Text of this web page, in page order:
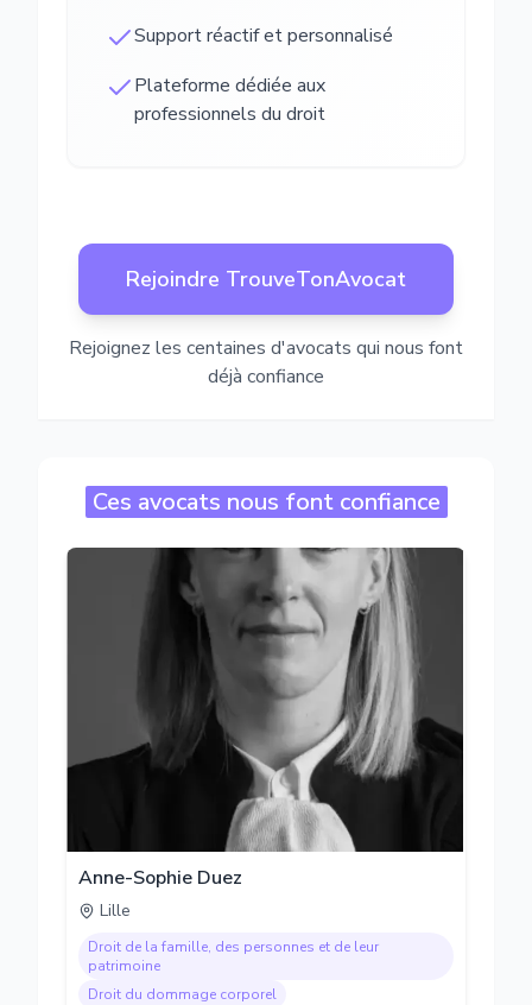
Support réactif et personnalisé
Plateforme dédiée aux
professionnels du droit
Rejoindre TrouveTonAvocat
Rejoignez les centaines d'avocats qui nous font
déjà confiance
Ces avocats nous font confiance
Anne-Sophie Duez
Lille
Droit de la famille, des personnes et de leur
patrimoine
Droit du dommage corporel